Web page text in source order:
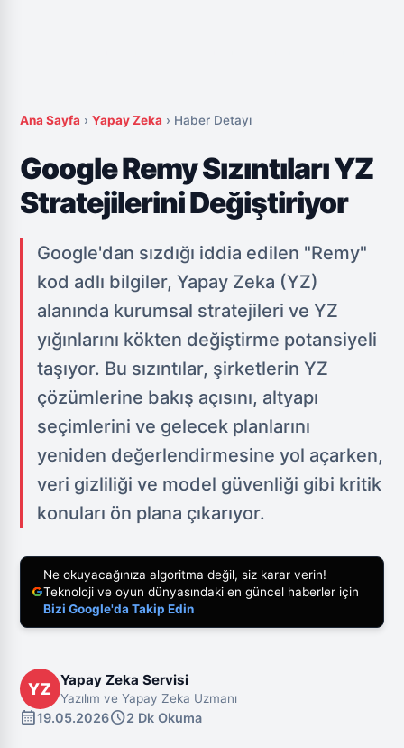
Ana Sayfa ›Yapay Zeka › Haber Detayı
Google Remy Sızıntıları YZ
Stratejilerini Değiştiriyor
Google'dan sızdığı iddia edilen "Remy"
kod adlı bilgiler, Yapay Zeka (YZ)
alanında kurumsal stratejileri ve YZ
yığınlarını kökten değiştirme potansiyeli
taşıyor. Bu sızıntılar, şirketlerin YZ
çözümlerine bakış açısını, altyapı
seçimlerini ve gelecek planlarını
yeniden değerlendirmesine yol açarken,
veri gizliliği ve model güvenliği gibi kritik
konuları ön plana çıkarıyor.
Ne okuyacağınıza algoritma değil, siz karar verin!
Teknoloji ve oyun dünyasındaki en güncel haberler için
Bizi Google'da Takip Edin
YZ Yapay Zeka Servisi
Yazılım ve Yapay Zeka Uzmanı
calendar_month19.05.2026schedule2 Dk Okuma